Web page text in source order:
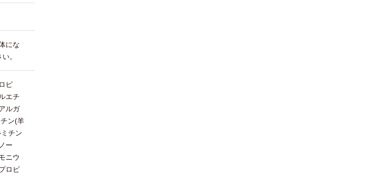
にな
。
ピ
エチ
ルガ
ン(羊
チン
ー
ニウ
ロピ